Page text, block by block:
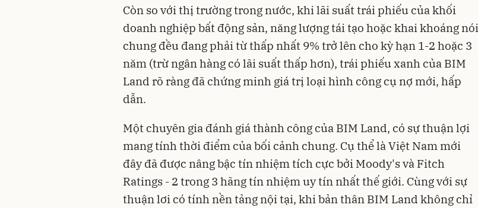
Còn so với thị trường trong nước, khi lãi suất trái phiếu của khối
doanh nghiệp bất động sản, năng lượng tái tạo hoặc khai khoáng nói
chung đều đang phải từ thấp nhất 9% trở lên cho kỳ hạn 1-2 hoặc 3
năm (trừ ngân hàng có lãi suất thấp hơn), trái phiếu xanh của BIM
Land rõ ràng đã chứng minh giá trị loại hình công cụ nợ mới, hấp
dẫn.
Một chuyên gia đánh giá thành công của BIM Land, có sự thuận lợi
mang tính thời điểm của bối cảnh chung. Cụ thể là Việt Nam mới
đây đã được nâng bậc tín nhiệm tích cực bởi Moody's và Fitch
Ratings - 2 trong 3 hãng tín nhiệm uy tín nhất thế giới. Cùng với sự
thuận lơi có tính nền tảng nội tại, khi bản thân BIM Land không chỉ